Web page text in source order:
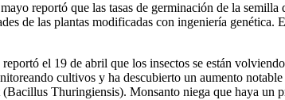
reportó que las tasas de germinación de la
de las plantas modificadas con ingeniería
el 19 de abril que los insectos se están
cultivos y ha descubierto un aumento
Thuringiensis). Monsanto niega que haya un